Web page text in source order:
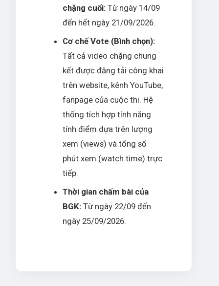
chặng cuối: Từ ngày 14/09
đến hết ngày 21/09/2026.
Cơ chế Vote (Bình chọn):
Tất cả video chặng chung
kết được đăng tải công khai
trên website, kênh YouTube,
fanpage của cuộc thi. Hệ
thống tích hợp tính năng
tính điểm dựa trên lượng
xem (views) và tổng số
phút xem (watch time) trực
tiếp.
Thời gian chấm bài của
BGK: Từ ngày 22/09 đến
ngày 25/09/2026.